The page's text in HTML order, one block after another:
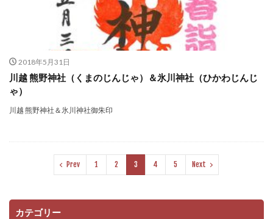
2018年5月31日
川越 熊野神社（くまのじんじゃ）＆氷川神社（ひかわじんじ
ゃ）
川越 熊野神社＆氷川神社御朱印
Prev 1 2 3 4 5 Next
カテゴリー